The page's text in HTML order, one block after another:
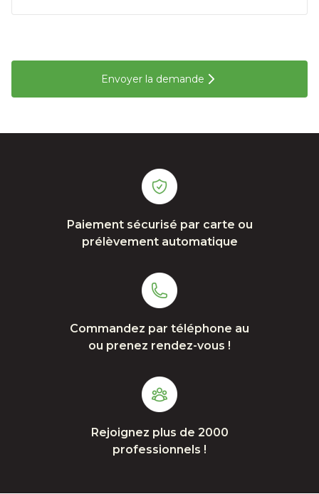
Envoyer la demande
Paiement sécurisé par carte ou
prélèvement automatique
Commandez par téléphone au
ou prenez rendez-vous !
Rejoignez plus de 2000
professionnels !